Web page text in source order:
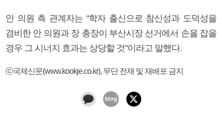
안 의원 측 관계자는 "학자 출신으로 참신성과 도덕성을
겸비한 안 의원과 장 총장이 부산시장 선거에서 손을 잡을
경우 그 시너지 효과는 상당할 것"이라고 말했다.
ⓒ국제신문(www.kookje.co.kr), 무단 전재 및 재배포 금지